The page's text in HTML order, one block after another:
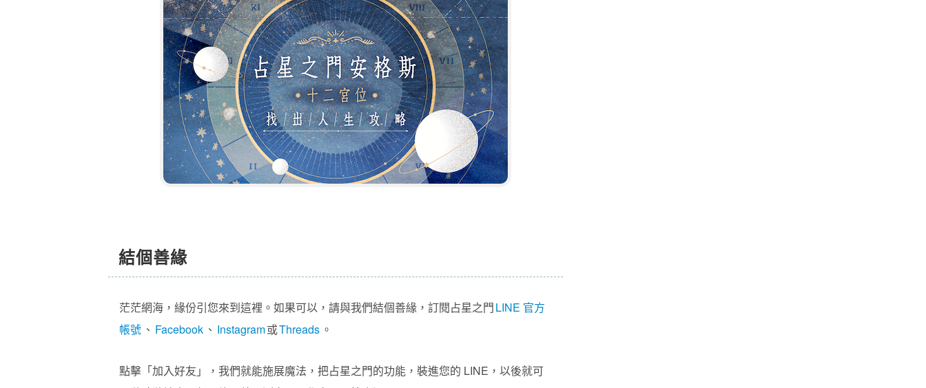
結個善緣
茫茫網海，緣份引您來到這裡。如果可以，請與我們結個善緣，訂閱占星之門LINE 官方
帳號 、 Facebook 、 Instagram或Threads 。
點擊「加入好友」，我們就能施展魔法，把占星之門的功能，裝進您的 LINE，以後就可